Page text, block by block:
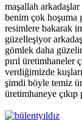
maşallah
benim çok hoşuma
resimlere bakarak
güzelleşiyor
gömlek daha
pırıl üretimhaneler
verdiğimizde
şimdi böyle temiz
üretimhaneye çıkıp